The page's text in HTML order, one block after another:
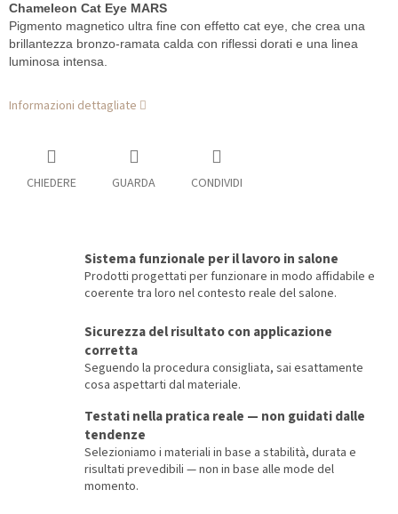
Chameleon Cat Eye MARS
Pigmento magnetico ultra fine con effetto cat eye, che crea una
brillantezza bronzo-ramata calda con riflessi dorati e una linea
luminosa intensa.
Informazioni dettagliate
CHIEDERE GUARDA CONDIVIDI
Sistema funzionale per il lavoro in salone
Prodotti progettati per funzionare in modo affidabile e
coerente tra loro nel contesto reale del salone.
Sicurezza del risultato con applicazione
corretta
Seguendo la procedura consigliata, sai esattamente
cosa aspettarti dal materiale.
Testati nella pratica reale — non guidati dalle
tendenze
Selezioniamo i materiali in base a stabilità, durata e
risultati prevedibili — non in base alle mode del
momento.